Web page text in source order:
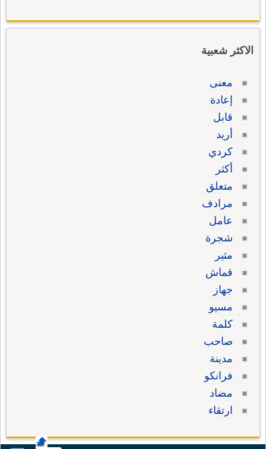
الاكثر شعبية
معنى
إعادة
قابل
أريد
كردي
أكثر
متعلق
مرادف
عامل
شجرة
مثير
قماش
جهاز
مسيو
كلمة
صاحب
مدينة
فرانكو
مضاد
ارتقاء